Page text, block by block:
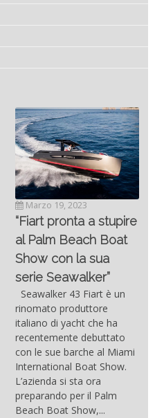
Novembre 6, 2022
SC- 46 il catamarano
ad alte prestazioni
targato Outerlimits.
Da quando lo sviluppo
delle moderne tecnologie
costruttive e dei nuovi
materiali come la fibra di
carbonio hanno consentito
di costruire catamarani
sempre più belli, compatti,
resistenti, leggeri e
soprattutto stabili veloci
con una manovrabilità...